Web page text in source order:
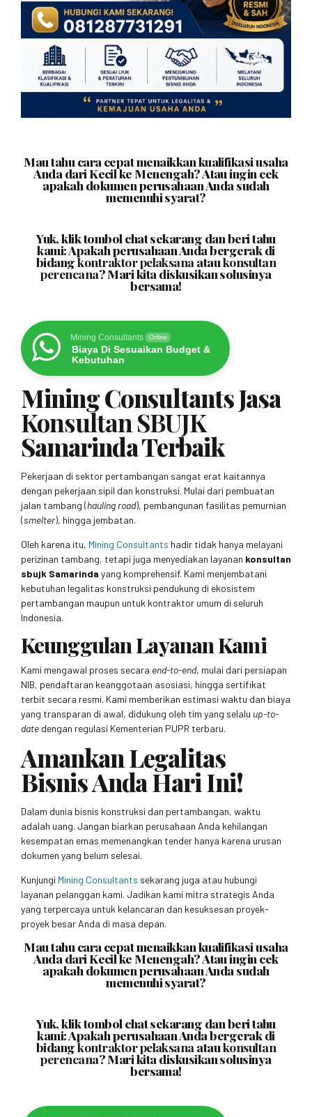
Mau tahu cara cepat menaikkan kualifikasi usaha
Anda dari Kecil ke Menengah? Atau ingin cek
apakah dokumen perusahaan Anda sudah
memenuhi syarat?
Yuk, klik tombol chat sekarang dan beri tahu
kami: Apakah perusahaan Anda bergerak di
bidangkontraktor pelaksana ataukonsultan
perencana? Mari kita diskusikan solusinya
bersama!
Mining Consultants Online
Biaya Di Sesuaikan Budget &
Kebutuhan
Mining Consultants Jasa
Konsultan SBUJK
Samarinda Terbaik
Pekerjaan di sektor pertambangan sangat erat kaitannya
dengan pekerjaan sipil dan konstruksi. Mulai dari pembuatan
jalan tambang (hauling road), pembangunan fasilitas pemurnian
(smelter), hingga jembatan.
Oleh karena itu, Mining Consultants hadir tidak hanya melayani
perizinan tambang, tetapi juga menyediakan layanan konsultan
sbujk Samarinda yang komprehensif. Kami menjembatani
kebutuhan legalitas konstruksi pendukung di ekosistem
pertambangan maupun untuk kontraktor umum di seluruh
Indonesia.
Keunggulan Layanan Kami
Kami mengawal proses secara end-to-end, mulai dari persiapan
NIB, pendaftaran keanggotaan asosiasi, hingga sertifikat
terbit secara resmi. Kami memberikan estimasi waktu dan biaya
yang transparan di awal, didukung oleh tim yang selalu up-to-
date dengan regulasi Kementerian PUPR terbaru.
Amankan Legalitas
Bisnis Anda Hari Ini!
Dalam dunia bisnis konstruksi dan pertambangan, waktu
adalah uang. Jangan biarkan perusahaan Anda kehilangan
kesempatan emas memenangkan tender hanya karena urusan
dokumen yang belum selesai.
Kunjungi Mining Consultants sekarang juga atau hubungi
layanan pelanggan kami. Jadikan kami mitra strategis Anda
yang terpercaya untuk kelancaran dan kesuksesan proyek-
proyek besar Anda di masa depan.
Mau tahu cara cepat menaikkan kualifikasi usaha
Anda dari Kecil ke Menengah? Atau ingin cek
apakah dokumen perusahaan Anda sudah
memenuhi syarat?
Yuk, klik tombol chat sekarang dan beri tahu
kami: Apakah perusahaan Anda bergerak di
bidangkontraktor pelaksana ataukonsultan
perencana? Mari kita diskusikan solusinya
bersama!